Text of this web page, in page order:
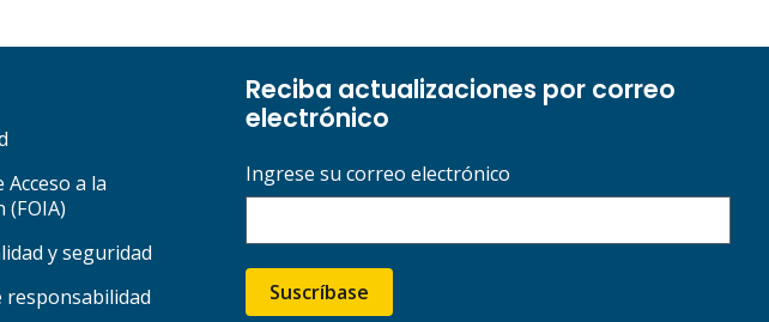
Acceso a la
y seguridad
responsabilidad
Reciba actualizaciones por correo
electrónico
Ingrese su correo electrónico
Suscríbase